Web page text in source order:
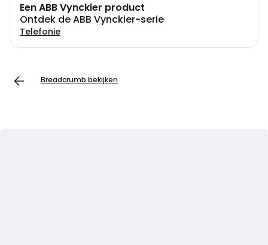
Een ABB Vynckier product
Ontdek de ABB Vynckier-serie
Telefonie
Breadcrumb bekijken